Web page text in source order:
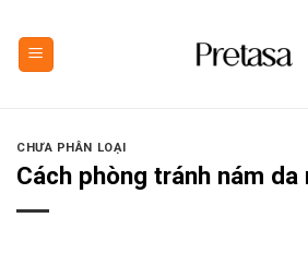
content
CHƯA PHÂN LOẠI
Cách phòng tránh nám da